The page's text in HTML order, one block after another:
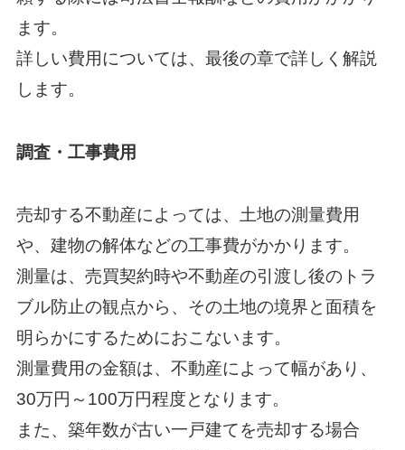
ます。
詳しい費用については、最後の章で詳しく解説
します。
調査・工事費用
売却する不動産によっては、土地の測量費用
や、建物の解体などの工事費がかかります。
測量は、売買契約時や不動産の引渡し後のトラ
ブル防止の観点から、その土地の境界と面積を
明らかにするためにおこないます。
測量費用の金額は、不動産によって幅があり、
30万円～100万円程度となります。
また、築年数が古い一戸建てを売却する場合